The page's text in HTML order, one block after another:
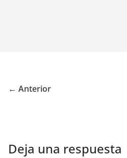
← Anterior
Deja una respuesta